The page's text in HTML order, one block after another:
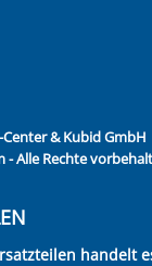
Center & Kubid GmbH
- Alle Rechte
handelt